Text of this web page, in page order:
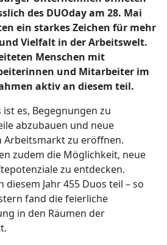
des DUOday am 28. Mai
ein starkes Zeichen für mehr
Vielfalt in der Arbeitswelt.
Menschen mit
und Mitarbeiter im
aktiv an diesem teil.
es, Begegnungen zu
abzubauen und neue
Arbeitsmarkt zu eröffnen.
zudem die Möglichkeit, neue
zu entdecken.
Jahr 455 Duos teil – so
fand die feierliche
in den Räumen der